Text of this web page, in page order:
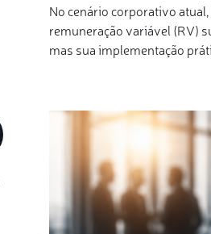
No cenário corporativo
remuneração variável (RV)
mas sua implementação